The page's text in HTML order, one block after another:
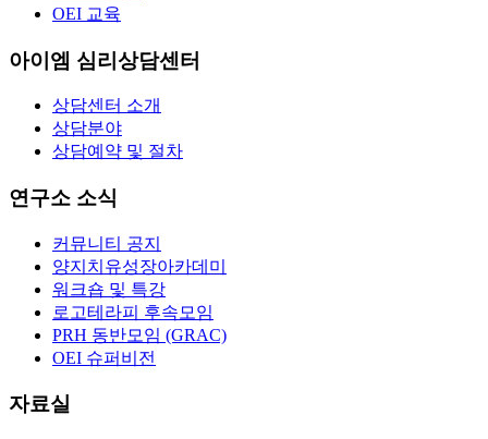
OEI 교육
아이엠 심리상담센터
상담센터 소개
상담분야
상담예약 및 절차
연구소 소식
커뮤니티 공지
양지치유성장아카데미
워크숍 및 특강
로고테라피 후속모임
PRH 동반모임 (GRAC)
OEI 슈퍼비전
자료실